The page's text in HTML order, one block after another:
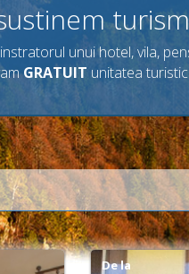
unui hotel, vila,
GRATUIT unitatea
De la